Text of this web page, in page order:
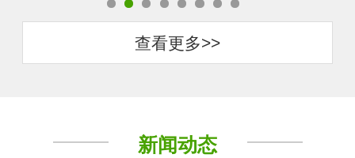
查看更多>>
新闻动态